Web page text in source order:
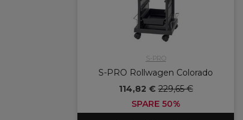
S-PRO
S-PRO Rollwagen Colorado
114,82 €229,65 €
SPARE 50%